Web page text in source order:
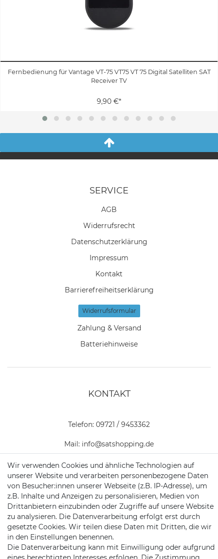
Fernbedienung für Vantage VT-75 VT75 VT 75 Digital Satelliten SAT
Receiver TV
9,90 €*
SERVICE
AGB
Widerrufs­recht
Daten­schutz­erklärung
Impressum
Kontakt
Barrierefreiheitserklärung
Widerrufs­formular
Zahlung & Versand
Batteriehinweise
KONTAKT
Telefon: 09721 / 9453362
Mail: info@satshopping.de
Kopenhagenstr. 4
97424 Schweinfurt
Satshopping auf Facebook
Satshopping auf
Satshopping auf
Wir verwenden Cookies und ähnliche Technologien auf
unserer Website und verarbeiten personenbezogene Daten
von Besucher:innen unserer Webseite (z.B. IP-Adresse), um
z.B. Inhalte und Anzeigen zu personalisieren, Medien von
Drittanbietern einzubinden oder Zugriffe auf unsere Website
zu analysieren. Die Datenverarbeitung erfolgt erst durch
gesetzte Cookies. Wir teilen diese Daten mit Dritten, die wir
in den Einstellungen benennen.
Die Datenverarbeitung kann mit Einwilligung oder aufgrund